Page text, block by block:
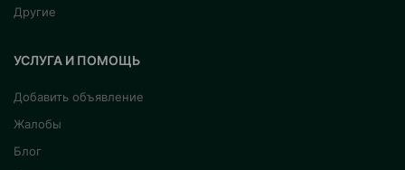
Другие
УСЛУГА И ПОМОЩЬ
Добавить объявление
Жалобы
Блог